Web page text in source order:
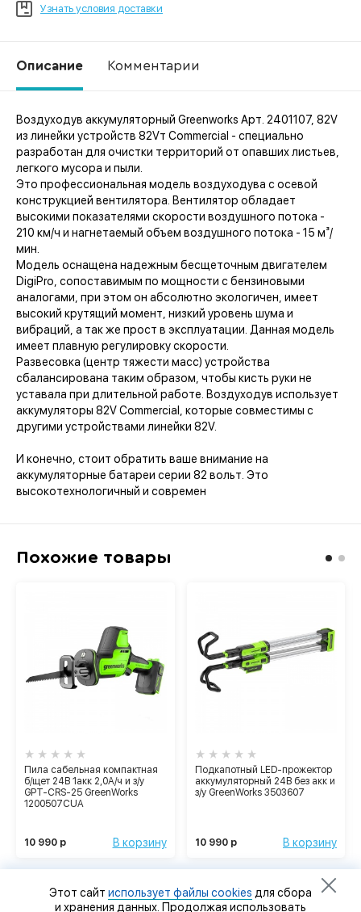
Узнать условия доставки
Описание Комментарии
Воздуходув аккумуляторный Greenworks Арт. 2401107, 82V
из линейки устройств 82Vт Commercial - специально
разработан для очистки территорий от опавших листьев,
легкого мусора и пыли.
Это профессиональная модель воздуходува с осевой
конструкцией вентилятора. Вентилятор обладает
высокими показателями скорости воздушного потока -
210 км/ч и нагнетаемый объем воздушного потока - 15 м³/
мин.
Модель оснащена надежным бесщеточным двигателем
DigiPro, сопоставимым по мощности с бензиновыми
аналогами, при этом он абсолютно экологичен, имеет
высокий крутящий момент, низкий уровень шума и
вибраций, а так же прост в эксплуатации. Данная модель
имеет плавную регулировку скорости.
Развесовка (центр тяжести масс) устройства
сбалансирована таким образом, чтобы кисть руки не
уставала при длительной работе. Воздуходув использует
аккумуляторы 82V Commercial, которые совместимы с
другими устройствами линейки 82V.
И конечно, стоит обратить ваше внимание на
аккумуляторные батареи серии 82 вольт. Это
высокотехнологичный и современ
Похожие товары
Пила сабельная компактная
б/щет 24В 1акк 2,0А/ч и з/у
GPT-CRS-25 GreenWorks
1200507CUA
10 990 р В корзину
Подкапотный LED-прожектор
аккумуляторный 24В без акк и
з/у GreenWorks 3503607
10 990 р В корзину
Этот сайт использует файлы cookies для сбора
и хранения данных. Продолжая использовать